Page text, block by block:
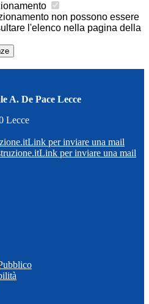
non possono essere
l'elenco nella pagina della
A. De Pace Lecce
Lecce
Link per inviare una mail
Link per inviare una mail